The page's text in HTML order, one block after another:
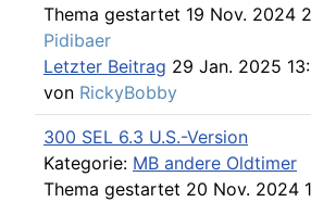
Thema gestartet 19 Nov. 2024
Pidibaer
Letzter Beitrag 29 Jan. 2025
von RickyBobby
300 SEL 6.3 U.S.-Version
Kategorie: MB andere Oldtimer
Thema gestartet 20 Nov. 2024